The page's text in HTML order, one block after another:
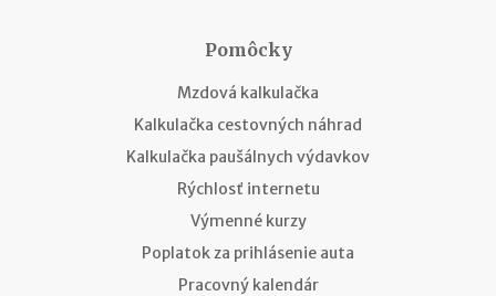
Pomôcky
Mzdová kalkulačka
Kalkulačka cestovných náhrad
Kalkulačka paušálnych výdavkov
Rýchlosť internetu
Výmenné kurzy
Poplatok za prihlásenie auta
Pracovný kalendár